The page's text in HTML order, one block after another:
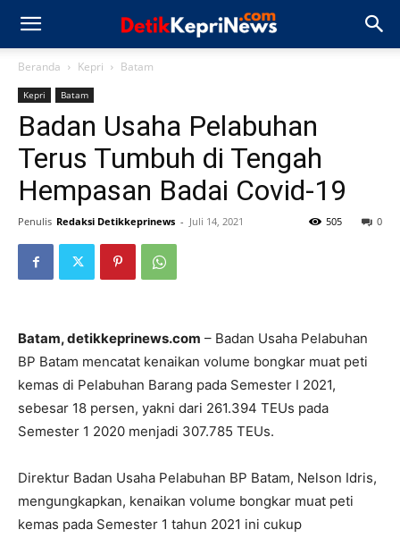
Beranda Kepri Batam
Kepri Batam
Badan Usaha Pelabuhan
Terus Tumbuh di Tengah
Hempasan Badai Covid-19
Penulis Redaksi Detikkeprinews - Juli 14, 2021 0
505
Batam, detikkeprinews.com – Badan Usaha Pelabuhan
BP Batam mencatat kenaikan volume bongkar muat peti
kemas di Pelabuhan Barang pada Semester I 2021,
sebesar 18 persen, yakni dari 261.394 TEUs pada
Semester 1 2020 menjadi 307.785 TEUs.
Direktur Badan Usaha Pelabuhan BP Batam, Nelson Idris,
mengungkapkan, kenaikan volume bongkar muat peti
kemas pada Semester 1 tahun 2021 ini cukup